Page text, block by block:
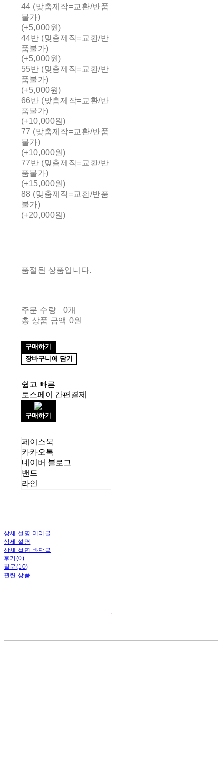
44 (맞춤제작=교환/반품
불가)
(+5,000원)
44반 (맞춤제작=교환/반
품불가)
(+5,000원)
55반 (맞춤제작=교환/반
품불가)
(+5,000원)
66반 (맞춤제작=교환/반
품불가)
(+10,000원)
77 (맞춤제작=교환/반품
불가)
(+10,000원)
77반 (맞춤제작=교환/반
품불가)
(+15,000원)
88 (맞춤제작=교환/반품
불가)
(+20,000원)
품절된 상품입니다.
주문 수량
0개
총 상품 금액 0원
구매하기
장바구니에 담기
쉽고 빠른
토스페이 간편결제
구매하기
페이스북
카카오톡
네이버 블로그
밴드
라인
상세 설명 머리글
상세 설명
상세 설명 바닥글
후기(0)
질문(10)
관련 상품
❛